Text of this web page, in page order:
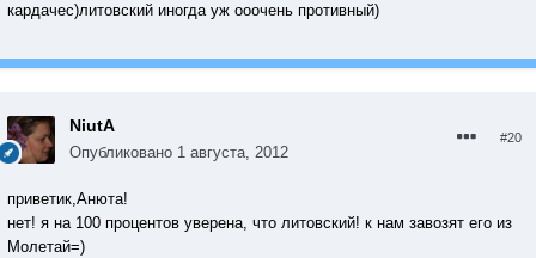
кардачес)литовский иногда уж ооочень противный)
NiutA
Опубликовано 1 августа, 2012
#20
приветик,Анюта!
нет! я на 100 процентов уверена, что литовский! к нам завозят его из
Молетай=)